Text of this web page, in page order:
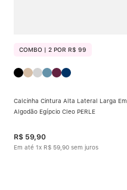
COMBO | 2 POR R$ 99
Calcinha Cintura Alta Lateral Larga Em
Algodão Egípcio Cleo PERLE
R$ 59,90
Em até 1x R$ 59 90 sem juros